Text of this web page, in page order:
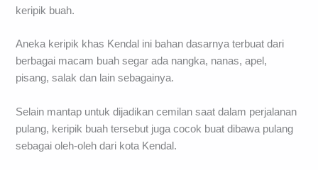
keripik buah.
Aneka keripik khas Kendal ini bahan dasarnya terbuat dari
berbagai macam buah segar ada nangka, nanas, apel,
pisang, salak dan lain sebagainya.
Selain mantap untuk dijadikan cemilan saat dalam perjalanan
pulang, keripik buah tersebut juga cocok buat dibawa pulang
sebagai oleh-oleh dari kota Kendal.